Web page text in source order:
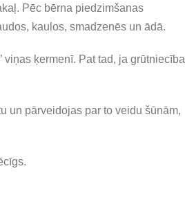
Pēc bērna piedzimšanas
kaulos, smadzenēs un ādā.
viņas ķermenī. Pat tad, ja grūtniecība
un pārveidojas par to veidu šūnām,